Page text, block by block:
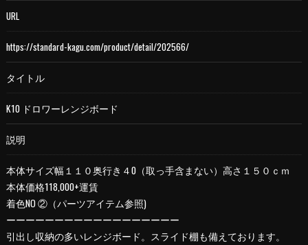
＜個人情報の委託について＞
当社では、利用目的の達成に必要な範囲において、個人情報を
これらの委託先に対しては個人情報保護契約等の措置をとり、
適切な監督を行います。
＜個人情報の安全管理＞
当社では、個人情報の漏洩等がなされないよう、適切に安全管
理対策を実施します。
＜個人情報を与えなかった場合に生じる結果＞
必要な情報を頂けない場合は、それに対応した当社のサービス
をご提供できない場合がございますので予めご了承ください。
URL
https://standard-kagu.com/product/detail/202566/
タイトル
K10 ドロワーレンジボード
説明
本体サイズ幅１１０奥行き４0（取っ手含まない）高さ１５０ｃｍ
本体価格118,000+運賃
着色NO ②（パーツアイテム参照)
ーーーーーーーーーーーーーーーーーー
引出し収納の多いレンジボード。スライド棚も備えております。